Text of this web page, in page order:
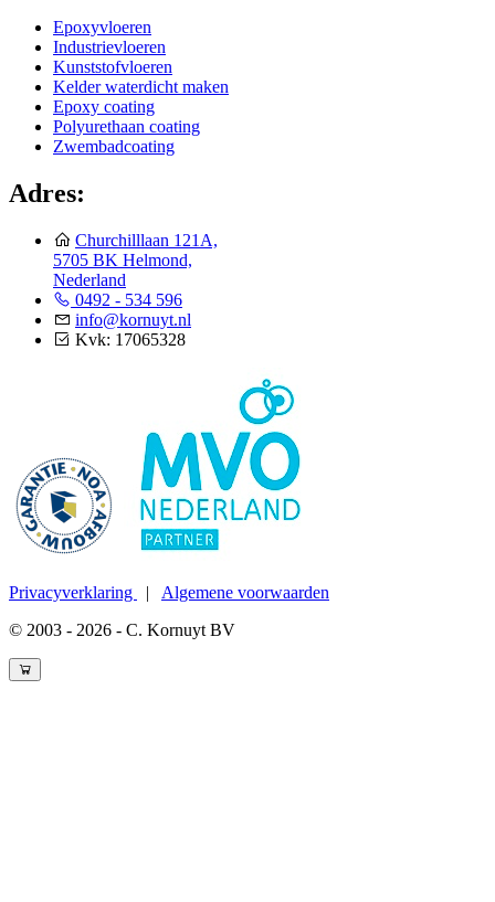
Epoxyvloeren
Industrievloeren
Kunststofvloeren
Kelder waterdicht maken
Epoxy coating
Polyurethaan coating
Zwembadcoating
Adres:
Churchilllaan 121A,
5705 BK Helmond,
Nederland
0492 - 534 596
info@kornuyt.nl
Kvk: 17065328
Privacyverklaring | Algemene voorwaarden
© 2003 - 2026 - C. Kornuyt BV